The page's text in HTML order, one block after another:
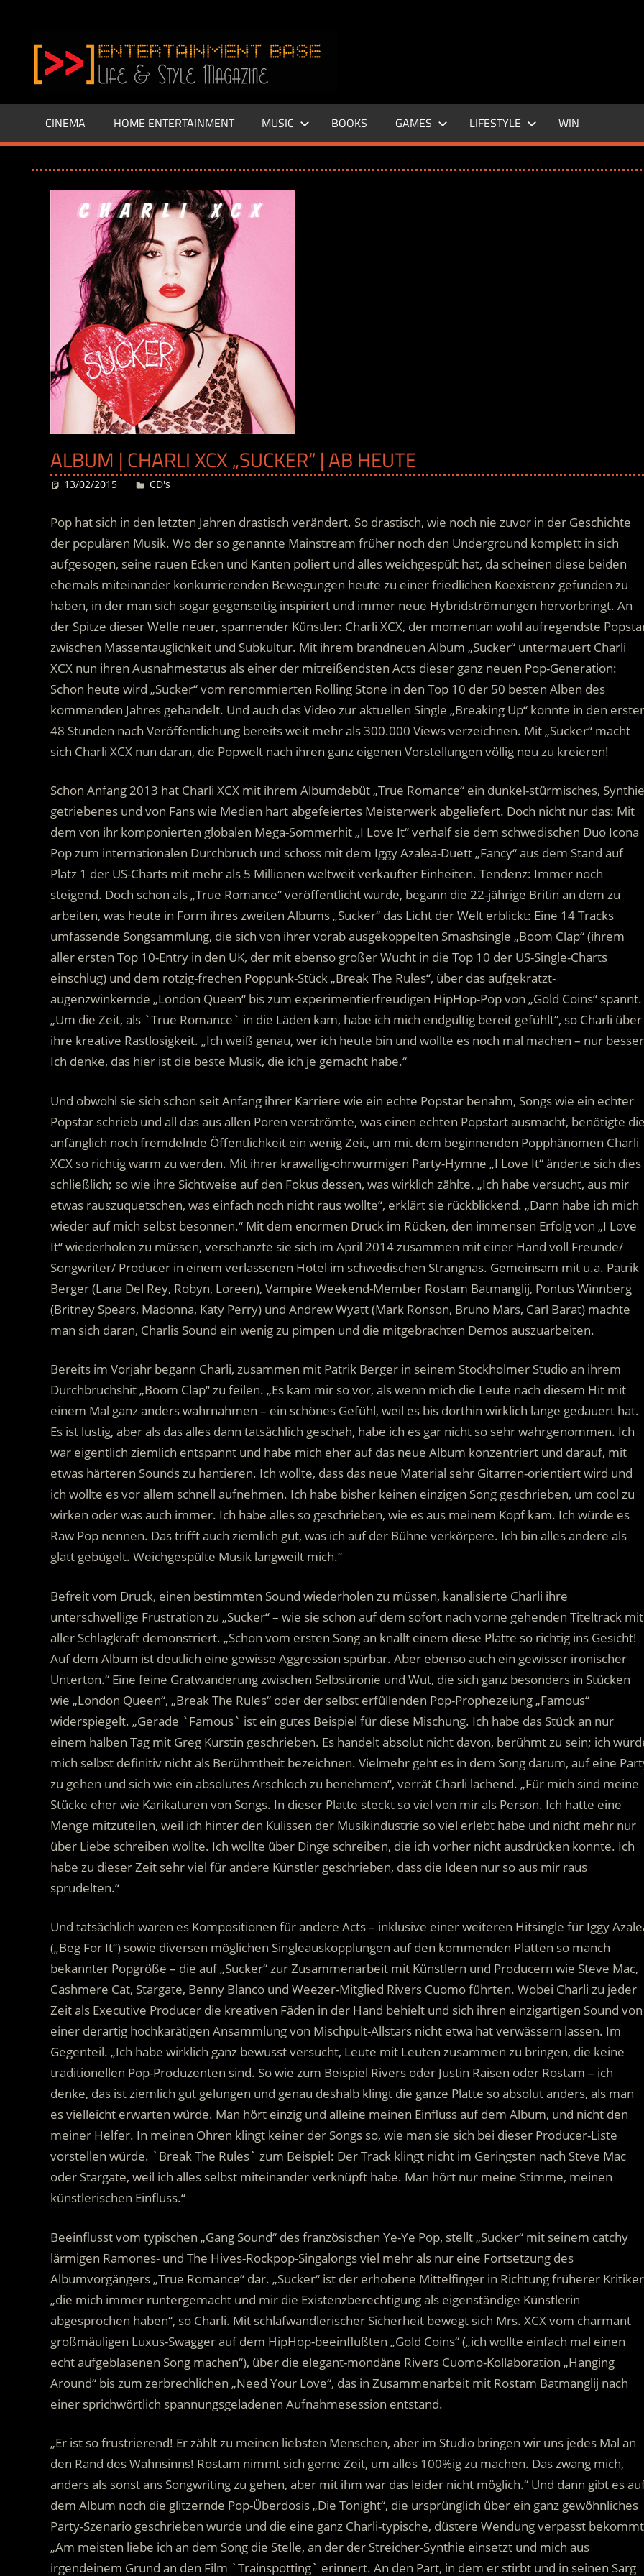
springen
–
LIFE
Base.de
CINEMA HOME ENTERTAINMENT MUSIC BOOKS GAMES LIFESTYLE WIN
ALBUM | CHARLI XCX „SUCKER“ | AB HEUTE
13/02/2015 Desiree
CD's
Pop hat sich in den letzten Jahren drastisch verändert. So drastisch, wie noch nie zuvor in der Geschichte
der populären Musik. Wo der so genannte Mainstream früher noch den Underground komplett in sich
aufgesogen, seine rauen Ecken und Kanten poliert und alles weichgespült hat, da scheinen diese beiden
ehemals miteinander konkurrierenden Bewegungen heute zu einer friedlichen Koexistenz gefunden zu
haben, in der man sich sogar gegenseitig inspiriert und immer neue Hybridströmungen hervorbringt. An
der Spitze dieser Welle neuer, spannender Künstler: Charli XCX, der momentan wohl aufregendste
zwischen Massentauglichkeit und Subkultur. Mit ihrem brandneuen Album „Sucker“ untermauert Charli
XCX nun ihren Ausnahmestatus als einer der mitreißendsten Acts dieser ganz neuen Pop-Generation:
Schon heute wird „Sucker“ vom renommierten Rolling Stone in den Top 10 der 50 besten Alben des
kommenden Jahres gehandelt. Und auch das Video zur aktuellen Single „Breaking Up“ konnte in den
48 Stunden nach Veröffentlichung bereits weit mehr als 300.000 Views verzeichnen. Mit „Sucker“ macht
sich Charli XCX nun daran, die Popwelt nach ihren ganz eigenen Vorstellungen völlig neu zu kreieren!
Schon Anfang 2013 hat Charli XCX mit ihrem Albumdebüt „True Romance“ ein dunkel-stürmisches,
getriebenes und von Fans wie Medien hart abgefeiertes Meisterwerk abgeliefert. Doch nicht nur das: Mit
dem von ihr komponierten globalen Mega-Sommerhit „I Love It“ verhalf sie dem schwedischen Duo Icona
Pop zum internationalen Durchbruch und schoss mit dem Iggy Azalea-Duett „Fancy“ aus dem Stand auf
Platz 1 der US-Charts mit mehr als 5 Millionen weltweit verkaufter Einheiten. Tendenz: Immer noch
steigend. Doch schon als „True Romance“ veröffentlicht wurde, begann die 22-jährige Britin an dem zu
arbeiten, was heute in Form ihres zweiten Albums „Sucker“ das Licht der Welt erblickt: Eine 14 Tracks
umfassende Songsammlung, die sich von ihrer vorab ausgekoppelten Smashsingle „Boom Clap“ (ihrem
aller ersten Top 10-Entry in den UK, der mit ebenso großer Wucht in die Top 10 der US-Single-Charts
einschlug) und dem rotzig-frechen Poppunk-Stück „Break The Rules“, über das aufgekratzt-
augenzwinkernde „London Queen“ bis zum experimentierfreudigen HipHop-Pop von „Gold Coins“ spannt.
„Um die Zeit, als `True Romance` in die Läden kam, habe ich mich endgültig bereit gefühlt“, so Charli über
ihre kreative Rastlosigkeit. „Ich weiß genau, wer ich heute bin und wollte es noch mal machen – nur
Ich denke, das hier ist die beste Musik, die ich je gemacht habe.“
Und obwohl sie sich schon seit Anfang ihrer Karriere wie ein echte Popstar benahm, Songs wie ein echter
Popstar schrieb und all das aus allen Poren verströmte, was einen echten Popstart ausmacht, benötigte
anfänglich noch fremdelnde Öffentlichkeit ein wenig Zeit, um mit dem beginnenden Popphänomen Charli
XCX so richtig warm zu werden. Mit ihrer krawallig-ohrwurmigen Party-Hymne „I Love It“ änderte sich dies
schließlich; so wie ihre Sichtweise auf den Fokus dessen, was wirklich zählte. „Ich habe versucht, aus mir
etwas rauszuquetschen, was einfach noch nicht raus wollte“, erklärt sie rückblickend. „Dann habe ich mich
wieder auf mich selbst besonnen.“ Mit dem enormen Druck im Rücken, den immensen Erfolg von „I Love
It“ wiederholen zu müssen, verschanzte sie sich im April 2014 zusammen mit einer Hand voll Freunde/
Songwriter/ Producer in einem verlassenen Hotel im schwedischen Strangnas. Gemeinsam mit u.a. Patrik
Berger (Lana Del Rey, Robyn, Loreen), Vampire Weekend-Member Rostam Batmanglij, Pontus Winnberg
(Britney Spears, Madonna, Katy Perry) und Andrew Wyatt (Mark Ronson, Bruno Mars, Carl Barat) machte
man sich daran, Charlis Sound ein wenig zu pimpen und die mitgebrachten Demos auszuarbeiten.
Bereits im Vorjahr begann Charli, zusammen mit Patrik Berger in seinem Stockholmer Studio an ihrem
Durchbruchshit „Boom Clap“ zu feilen. „Es kam mir so vor, als wenn mich die Leute nach diesem Hit mit
einem Mal ganz anders wahrnahmen – ein schönes Gefühl, weil es bis dorthin wirklich lange gedauert hat.
Es ist lustig, aber als das alles dann tatsächlich geschah, habe ich es gar nicht so sehr wahrgenommen. Ich
war eigentlich ziemlich entspannt und habe mich eher auf das neue Album konzentriert und darauf, mit
etwas härteren Sounds zu hantieren. Ich wollte, dass das neue Material sehr Gitarren-orientiert wird und
ich wollte es vor allem schnell aufnehmen. Ich habe bisher keinen einzigen Song geschrieben, um cool zu
wirken oder was auch immer. Ich habe alles so geschrieben, wie es aus meinem Kopf kam. Ich würde es
Raw Pop nennen. Das trifft auch ziemlich gut, was ich auf der Bühne verkörpere. Ich bin alles andere als
glatt gebügelt. Weichgespülte Musik langweilt mich.“
Befreit vom Druck, einen bestimmten Sound wiederholen zu müssen, kanalisierte Charli ihre
unterschwellige Frustration zu „Sucker“ – wie sie schon auf dem sofort nach vorne gehenden Titeltrack mit
aller Schlagkraft demonstriert. „Schon vom ersten Song an knallt einem diese Platte so richtig ins Gesicht!
Auf dem Album ist deutlich eine gewisse Aggression spürbar. Aber ebenso auch ein gewisser ironischer
Unterton.“ Eine feine Gratwanderung zwischen Selbstironie und Wut, die sich ganz besonders in Stücken
wie „London Queen“, „Break The Rules“ oder der selbst erfüllenden Pop-Prophezeiung „Famous“
widerspiegelt. „Gerade `Famous` ist ein gutes Beispiel für diese Mischung. Ich habe das Stück an nur
einem halben Tag mit Greg Kurstin geschrieben. Es handelt absolut nicht davon, berühmt zu sein; ich
mich selbst definitiv nicht als Berühmtheit bezeichnen. Vielmehr geht es in dem Song darum, auf eine
zu gehen und sich wie ein absolutes Arschloch zu benehmen“, verrät Charli lachend. „Für mich sind meine
Stücke eher wie Karikaturen von Songs. In dieser Platte steckt so viel von mir als Person. Ich hatte eine
Menge mitzuteilen, weil ich hinter den Kulissen der Musikindustrie so viel erlebt habe und nicht mehr nur
über Liebe schreiben wollte. Ich wollte über Dinge schreiben, die ich vorher nicht ausdrücken konnte. Ich
habe zu dieser Zeit sehr viel für andere Künstler geschrieben, dass die Ideen nur so aus mir raus
sprudelten.“
Und tatsächlich waren es Kompositionen für andere Acts – inklusive einer weiteren Hitsingle für Iggy
(„Beg For It“) sowie diversen möglichen Singleauskopplungen auf den kommenden Platten so manch
bekannter Popgröße – die auf „Sucker“ zur Zusammenarbeit mit Künstlern und Producern wie Steve Mac,
Cashmere Cat, Stargate, Benny Blanco und Weezer-Mitglied Rivers Cuomo führten. Wobei Charli zu jeder
Zeit als Executive Producer die kreativen Fäden in der Hand behielt und sich ihren einzigartigen Sound von
einer derartig hochkarätigen Ansammlung von Mischpult-Allstars nicht etwa hat verwässern lassen. Im
Gegenteil. „Ich habe wirklich ganz bewusst versucht, Leute mit Leuten zusammen zu bringen, die keine
traditionellen Pop-Produzenten sind. So wie zum Beispiel Rivers oder Justin Raisen oder Rostam – ich
denke, das ist ziemlich gut gelungen und genau deshalb klingt die ganze Platte so absolut anders, als man
es vielleicht erwarten würde. Man hört einzig und alleine meinen Einfluss auf dem Album, und nicht den
meiner Helfer. In meinen Ohren klingt keiner der Songs so, wie man sie sich bei dieser Producer-Liste
vorstellen würde. `Break The Rules` zum Beispiel: Der Track klingt nicht im Geringsten nach Steve Mac
oder Stargate, weil ich alles selbst miteinander verknüpft habe. Man hört nur meine Stimme, meinen
künstlerischen Einfluss.“
Beeinflusst vom typischen „Gang Sound“ des französischen Ye-Ye Pop, stellt „Sucker“ mit seinem catchy
lärmigen Ramones- und The Hives-Rockpop-Singalongs viel mehr als nur eine Fortsetzung des
Albumvorgängers „True Romance“ dar. „Sucker“ ist der erhobene Mittelfinger in Richtung früherer
„die mich immer runtergemacht und mir die Existenzberechtigung als eigenständige Künstlerin
abgesprochen haben“, so Charli. Mit schlafwandlerischer Sicherheit bewegt sich Mrs. XCX vom charmant
großmäuligen Luxus-Swagger auf dem HipHop-beeinflußten „Gold Coins“ („ich wollte einfach mal einen
echt aufgeblasenen Song machen“), über die elegant-mondäne Rivers Cuomo-Kollaboration „Hanging
Around“ bis zum zerbrechlichen „Need Your Love“, das in Zusammenarbeit mit Rostam Batmanglij nach
einer sprichwörtlich spannungsgeladenen Aufnahmesession entstand.
„Er ist so frustrierend! Er zählt zu meinen liebsten Menschen, aber im Studio bringen wir uns jedes Mal an
den Rand des Wahnsinns! Rostam nimmt sich gerne Zeit, um alles 100%ig zu machen. Das zwang mich,
anders als sonst ans Songwriting zu gehen, aber mit ihm war das leider nicht möglich.“ Und dann gibt es
dem Album noch die glitzernde Pop-Überdosis „Die Tonight“, die ursprünglich über ein ganz gewöhnliches
Party-Szenario geschrieben wurde und die eine ganz Charli-typische, düstere Wendung verpasst
„Am meisten liebe ich an dem Song die Stelle, an der der Streicher-Synthie einsetzt und mich aus
irgendeinem Grund an den Film `Trainspotting` erinnert. An den Part, in dem er stirbt und in seinen Sarg